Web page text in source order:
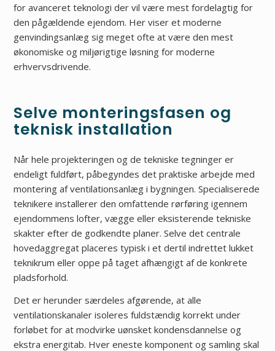
for avanceret teknologi der vil være mest fordelagtig for
den pågældende ejendom. Her viser et moderne
genvindingsanlæg sig meget ofte at være den mest
økonomiske og miljørigtige løsning for moderne
erhvervsdrivende.
Selve monteringsfasen og
teknisk installation
Når hele projekteringen og de tekniske tegninger er
endeligt fuldført, påbegyndes det praktiske arbejde med
montering af ventilationsanlæg i bygningen. Specialiserede
teknikere installerer den omfattende rørføring igennem
ejendommens lofter, vægge eller eksisterende tekniske
skakter efter de godkendte planer. Selve det centrale
hovedaggregat placeres typisk i et dertil indrettet lukket
teknikrum eller oppe på taget afhængigt af de konkrete
pladsforhold.
Det er herunder særdeles afgørende, at alle
ventilationskanaler isoleres fuldstændig korrekt under
forløbet for at modvirke uønsket kondensdannelse og
ekstra energitab. Hver eneste komponent og samling skal